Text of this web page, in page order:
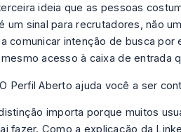
ideia que as pessoas
um sinal para recrutadores, não
comunicar intenção de busca
acesso à caixa de entrada
O Perfil Aberto ajuda você a ser
importa porque muitos
fazer. Comoa explicação da